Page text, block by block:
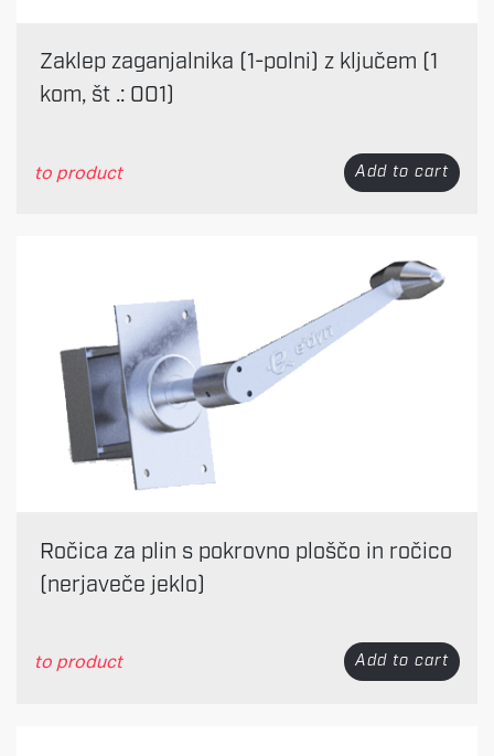
Zaklep zaganjalnika (1-polni) z ključem (1
kom, št .: 001)
to product Add to cart
Ročica za plin s pokrovno ploščo in ročico
(nerjaveče jeklo)
to product Add to cart